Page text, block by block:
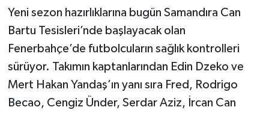
Yeni sezon hazırlıklarına bugün Samandıra Can
Bartu Tesisleri’nde başlayacak olan
Fenerbahçe’de futbolcuların sağlık kontrolleri
sürüyor. Takımın kaptanlarından Edin Dzeko ve
Mert Hakan Yandaş’ın yanı sıra Fred, Rodrigo
Becao, Cengiz Ünder, Serdar Aziz, İrcan Can